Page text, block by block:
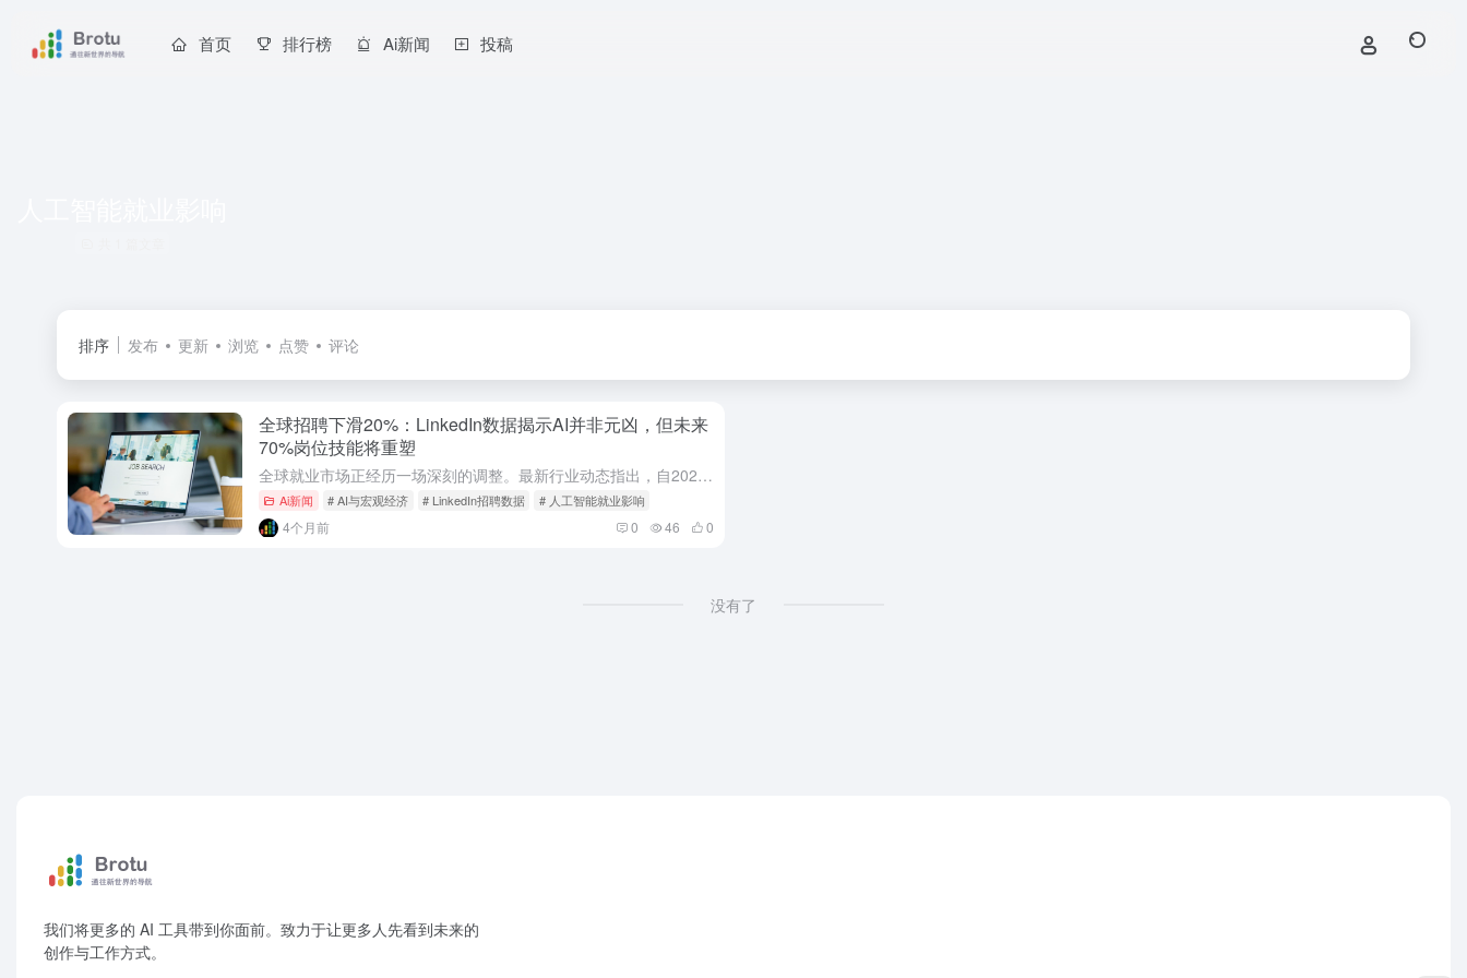
首页 排行榜 Ai新闻 投稿
排序 发布 更新 浏览 点赞 评论
全球招聘下滑20%：LinkedIn数据揭示AI并非元凶，但未来
70%岗位技能将重塑
全球就业市场正经历一场深刻的调整。最新行业动态指出，自2022年以来，全球范围内的招聘活动已出现约20%的显著下滑。这一数据引发了广泛讨论：人工智能 (Artificial Intelligence...
Ai新闻 # AI与宏观经济 # LinkedIn招聘数据 # 人工智能就业影响
4个月前 0 46 0
没有了
我们将更多的 AI 工具带到你面前。致力于让更多人先看到未来的
创作与工作方式。